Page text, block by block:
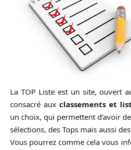
La TOP Liste est un site, ouvert
consacré aux classements et
un choix, qui permettent d’avoir
sélections, des Tops mais aussi
Vous pourrez comme cela vous